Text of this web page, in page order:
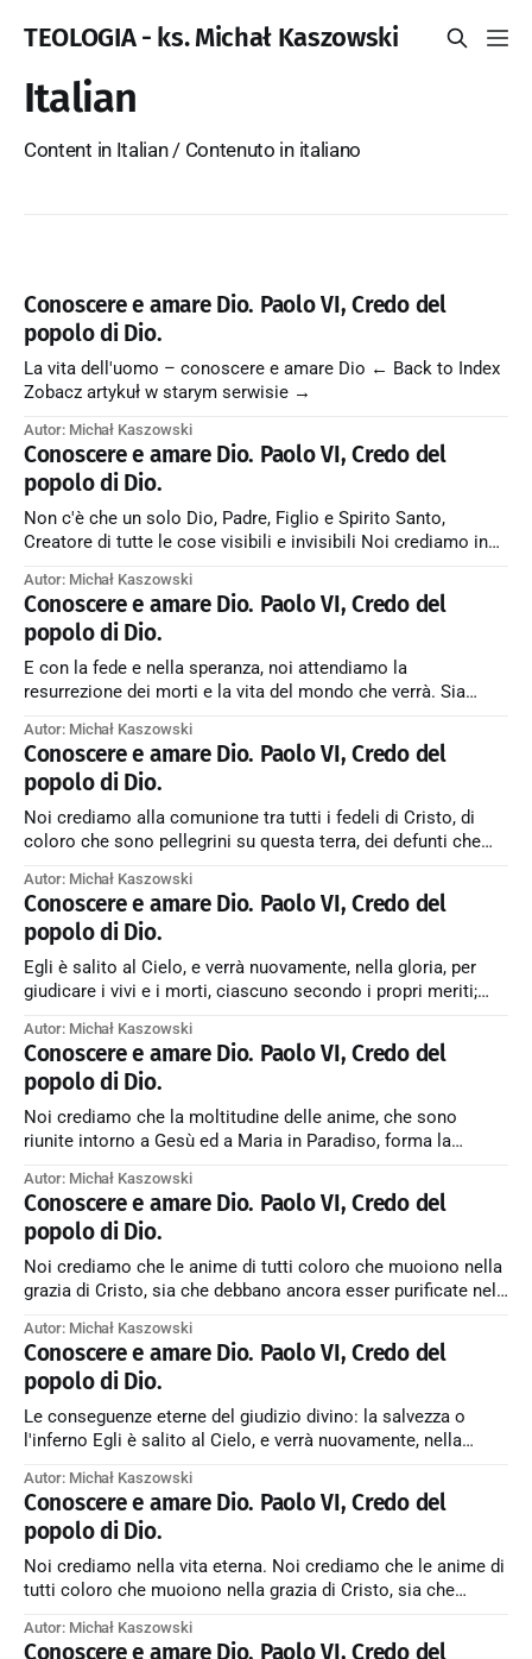
TEOLOGIA - ks. Michał Kaszowski
Italian
Content in Italian / Contenuto in italiano
Conoscere e amare Dio. Paolo VI, Credo del
popolo di Dio.
La vita dell'uomo – conoscere e amare Dio ← Back to Index
Zobacz artykuł w starym serwisie →
Autor: Michał Kaszowski
Conoscere e amare Dio. Paolo VI, Credo del
popolo di Dio.
Non c'è che un solo Dio, Padre, Figlio e Spirito Santo,
Creatore di tutte le cose visibili e invisibili Noi crediamo in
visibili, come questo mondo ove trascorre la nostra vita
fuggevole, delle cose invisibili quali sono
Autor: Michał Kaszowski
Conoscere e amare Dio. Paolo VI, Credo del
popolo di Dio.
E con la fede e nella speranza, noi attendiamo la
resurrezione dei morti e la vita del mondo che verrà. Sia
Zobacz artykuł w starym serwisie →
Autor: Michał Kaszowski
Conoscere e amare Dio. Paolo VI, Credo del
popolo di Dio.
Noi crediamo alla comunione tra tutti i fedeli di Cristo, di
coloro che sono pellegrini su questa terra, dei defunti che
tutti insieme formano una sola Chiesa; noi crediamo che in
questa comunione l’amore misericordioso di Dio e
Autor: Michał Kaszowski
Conoscere e amare Dio. Paolo VI, Credo del
popolo di Dio.
Egli è salito al Cielo, e verrà nuovamente, nella gloria, per
giudicare i vivi e i morti, ciascuno secondo i propri meriti;
all’Amore e alla Misericordia di Dio, e andranno nel fuoco
inestinguibile coloro che fino all’ultimo vi hanno
Autor: Michał Kaszowski
Conoscere e amare Dio. Paolo VI, Credo del
popolo di Dio.
Noi crediamo che la moltitudine delle anime, che sono
riunite intorno a Gesù ed a Maria in Paradiso, forma la
Dio così com’è e dove sono anche associate, in diversi gradi,
con i santi Angeli al governo divino esercitato da
Autor: Michał Kaszowski
Conoscere e amare Dio. Paolo VI, Credo del
popolo di Dio.
Noi crediamo che le anime di tutti coloro che muoiono nella
grazia di Cristo, sia che debbano ancora esser purificate nel
corpo siano accolte da Gesù in Paradiso, come Egli fece per
il Buon Ladrone, costituiscono il Popolo di Dio
Autor: Michał Kaszowski
Conoscere e amare Dio. Paolo VI, Credo del
popolo di Dio.
Le conseguenze eterne del giudizio divino: la salvezza o
l'inferno Egli è salito al Cielo, e verrà nuovamente, nella
meriti; sicché andranno alla vita eterna coloro che hanno
risposto all’Amore e alla Misericordia di Dio,
Autor: Michał Kaszowski
Conoscere e amare Dio. Paolo VI, Credo del
popolo di Dio.
Noi crediamo nella vita eterna. Noi crediamo che le anime di
tutti coloro che muoiono nella grazia di Cristo, sia che
momento in cui lasciano il proprio corpo siano accolte da
Autor: Michał Kaszowski
Conoscere e amare Dio. Paolo VI, Credo del